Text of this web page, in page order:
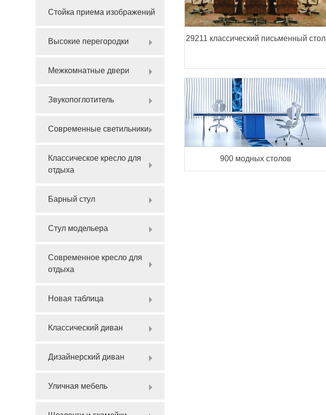
Стойка приема изображений
Высокие перегородки
Межкомнатные двери
Звукопоглотитель
Современные светильники
Классическое кресло для
отдыха
Барный стул
Стул модельера
Современное кресло для
отдыха
Новая таблица
Классический диван
Дизайнерский диван
Уличная мебель
29211 классический письменный стол
900 модных столов